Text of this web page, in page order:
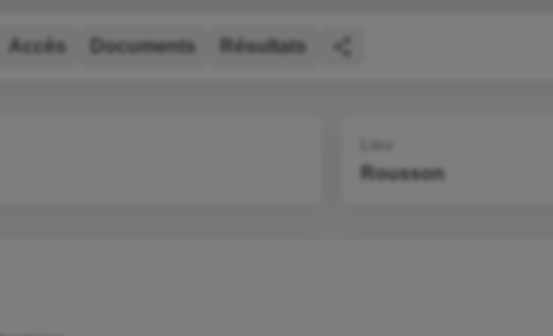
Accès Documents Résultats
Rousson